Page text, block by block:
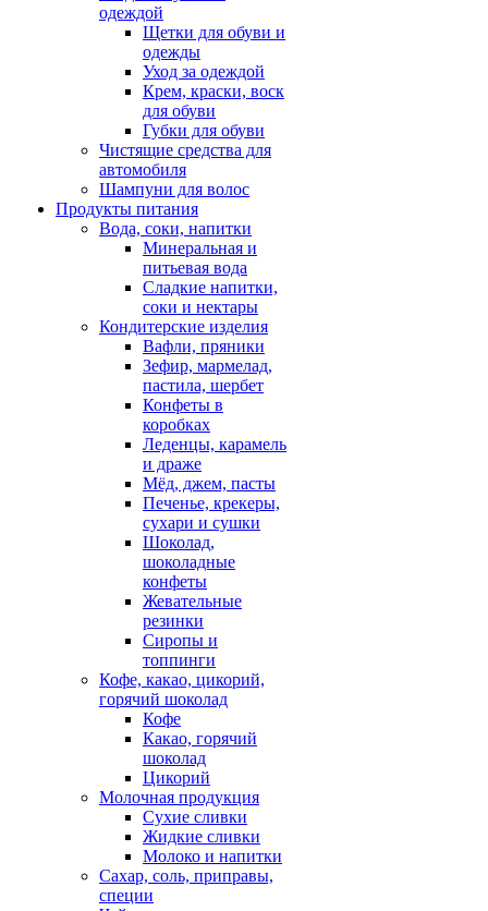
одеждой
Щетки для обуви и
одежды
Уход за одеждой
Крем, краски, воск
для обуви
Губки для обуви
Чистящие средства для
автомобиля
Шампуни для волос
Продукты питания
Вода, соки, напитки
Минеральная и
питьевая вода
Сладкие напитки,
соки и нектары
Кондитерские изделия
Вафли, пряники
Зефир, мармелад,
пастила, шербет
Конфеты в
коробках
Леденцы, карамель
и драже
Мёд, джем, пасты
Печенье, крекеры,
сухари и сушки
Шоколад,
шоколадные
конфеты
Жевательные
резинки
Сиропы и
топпинги
Кофе, какао, цикорий,
горячий шоколад
Кофе
Какао, горячий
шоколад
Цикорий
Молочная продукция
Сухие сливки
Жидкие сливки
Молоко и напитки
Сахар, соль, приправы,
специи